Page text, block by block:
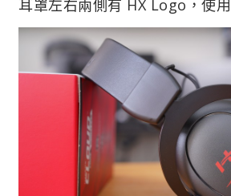
耳罩左右兩側有 HX Logo，使